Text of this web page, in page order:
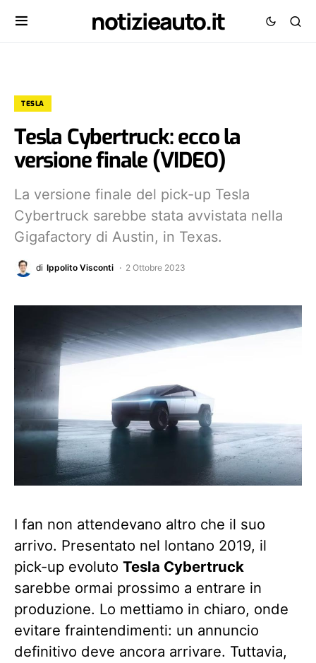
notizieauto.it
TESLA
Tesla Cybertruck: ecco la
versione finale (VIDEO)
La versione finale del pick-up Tesla
Cybertruck sarebbe stata avvistata nella
Gigafactory di Austin, in Texas.
di Ippolito Visconti 2 Ottobre 2023
I fan non attendevano altro che il suo
arrivo. Presentato nel lontano 2019, il
pick-up evoluto Tesla Cybertruck
sarebbe ormai prossimo a entrare in
produzione. Lo mettiamo in chiaro, onde
evitare fraintendimenti: un annuncio
definitivo deve ancora arrivare. Tuttavia,